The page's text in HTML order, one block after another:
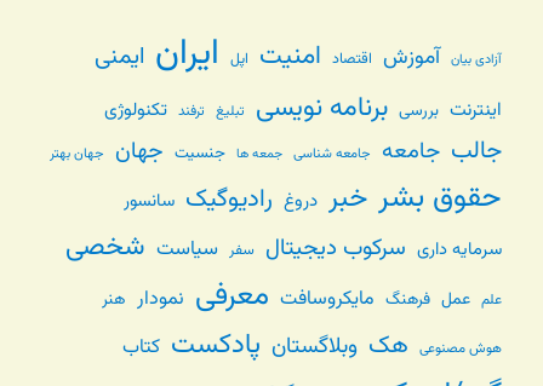
آزادی بیان آموزش اقتصاد امنیت اپل ایران ایمنی
اینترنت بررسی برنامه نویسی تبلیغ ترفند تکنولوژی
جالب جامعه جامعه شناسی جمعه ها جنسیت جهان جهان بهتر
حقوق بشر خبر دروغ رادیوگیک سانسور
سرمایه داری سرکوب دیجیتال سفر سیاست شخصی
علم عمل فرهنگ مایکروسافت معرفی نمودار هنر
هوش مصنوعی هک وبلاگستان پادکست کتاب